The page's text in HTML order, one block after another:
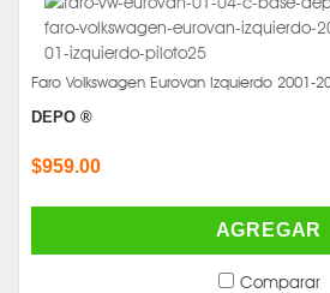
Faro Volkswagen Eurovan Izquierdo 2001-
DEPO ®
$959.00
AGREGAR
Comparar